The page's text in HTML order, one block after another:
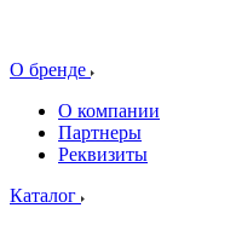
О бренде
О компании
Партнеры
Реквизиты
Каталог